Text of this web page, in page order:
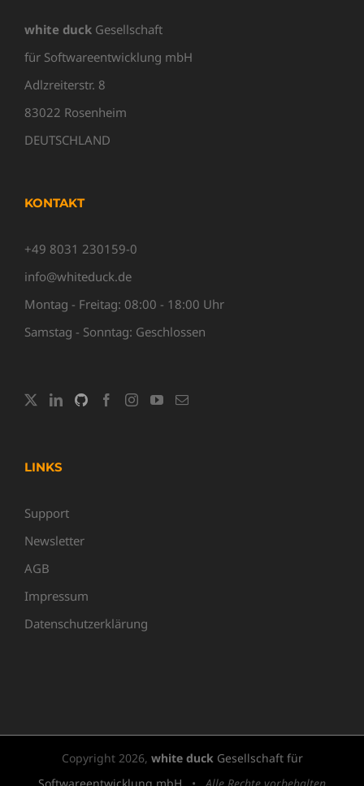
white duck Gesellschaft
für Softwareentwicklung mbH
Adlzreiterstr. 8
83022 Rosenheim
DEUTSCHLAND
KONTAKT
+49 8031 230159-0
info@whiteduck.de
Montag - Freitag: 08:00 - 18:00 Uhr
Samstag - Sonntag: Geschlossen
LINKS
Support
Newsletter
AGB
Impressum
Datenschutzerklärung
Copyright 2026, white duckGesellschaft für